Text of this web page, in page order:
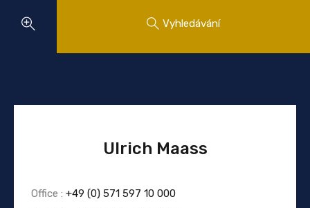
Vyhledávání
Ulrich Maass
Office : +49 (0) 571 597 10 000